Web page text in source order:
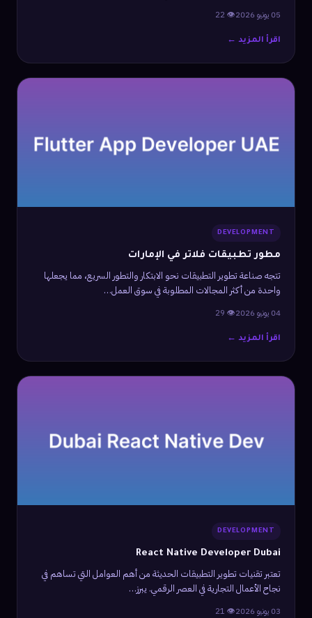
05 يونيو 2026 👁 22
اقرأ المزيد ←
DEVELOPMENT
مطور تطبيقات فلاتر في الإمارات
تتجه صناعة تطوير التطبيقات نحو الابتكار والتطور السريع، مما يجعلها
واحدة من أكثر المجالات المطلوبة في سوق العمل…
04 يونيو 2026 👁 29
اقرأ المزيد ←
DEVELOPMENT
React Native Developer Dubai
تعتبر تقنيات تطوير التطبيقات الحديثة من أهم العوامل التي تساهم في
نجاح الأعمال التجارية في العصر الرقمي. يبرز…
03 يونيو 2026 👁 21